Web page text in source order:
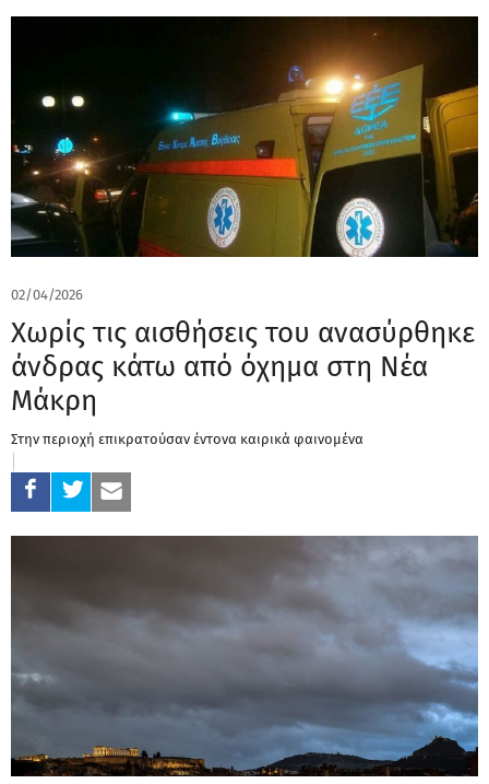
02/04/2026
Χωρίς τις αισθήσεις του ανασύρθηκε
άνδρας κάτω από όχημα στη Νέα
Μάκρη
Στην περιοχή επικρατούσαν έντονα καιρικά φαινομένα